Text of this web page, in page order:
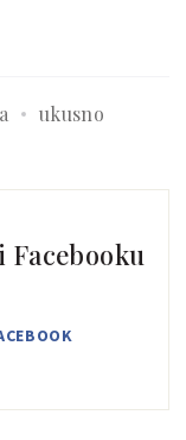
ukusno